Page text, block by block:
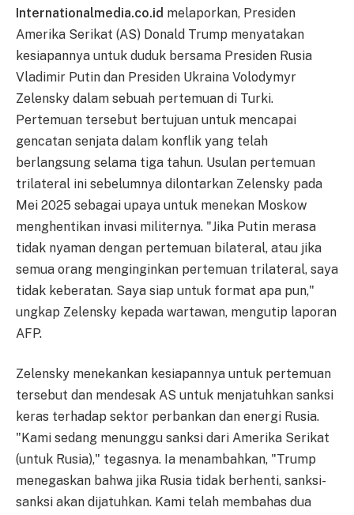
Internationalmedia.co.id melaporkan, Presiden
Amerika Serikat (AS) Donald Trump menyatakan
kesiapannya untuk duduk bersama Presiden Rusia
Vladimir Putin dan Presiden Ukraina Volodymyr
Zelensky dalam sebuah pertemuan di Turki.
Pertemuan tersebut bertujuan untuk mencapai
gencatan senjata dalam konflik yang telah
berlangsung selama tiga tahun. Usulan pertemuan
trilateral ini sebelumnya dilontarkan Zelensky pada
Mei 2025 sebagai upaya untuk menekan Moskow
menghentikan invasi militernya. "Jika Putin merasa
tidak nyaman dengan pertemuan bilateral, atau jika
semua orang menginginkan pertemuan trilateral, saya
tidak keberatan. Saya siap untuk format apa pun,"
ungkap Zelensky kepada wartawan, mengutip laporan
AFP.
Zelensky menekankan kesiapannya untuk pertemuan
tersebut dan mendesak AS untuk menjatuhkan sanksi
keras terhadap sektor perbankan dan energi Rusia.
"Kami sedang menunggu sanksi dari Amerika Serikat
(untuk Rusia)," tegasnya. Ia menambahkan, "Trump
menegaskan bahwa jika Rusia tidak berhenti, sanksi-
sanksi akan dijatuhkan. Kami telah membahas dua